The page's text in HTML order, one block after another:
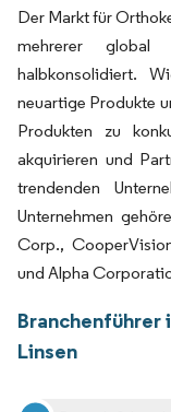
Der Markt für
mehrerer global
halbkonsolidiert.
neuartige Produkte
Produkten zu
akquirieren und
trendenden
Unternehmen
Corp.,
und Alpha
Linsen